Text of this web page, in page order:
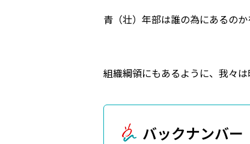
青（壮）年部は誰の為にあるの
組織綱領にもあるように、我々
バックナンバー